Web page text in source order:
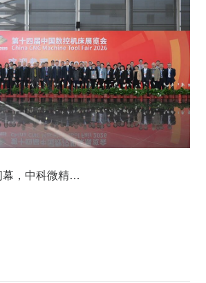
CCMT2026圆满闭幕，中科微精以超快激光精密制造交出亮眼答卷